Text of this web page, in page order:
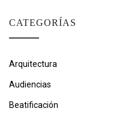
CATEGORÍAS
Arquitectura
Audiencias
Beatificación